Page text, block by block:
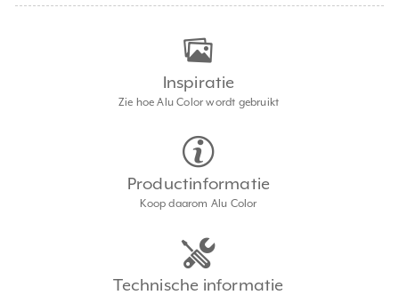
Inspiratie
Zie hoe Alu Color wordt gebruikt
Productinformatie
Koop daarom Alu Color
Technische informatie